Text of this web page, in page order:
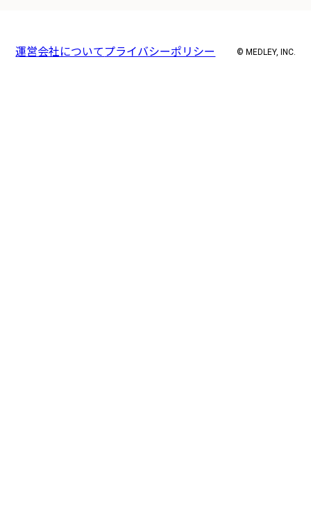
運営会社について プライバシーポリシー © MEDLEY, INC.